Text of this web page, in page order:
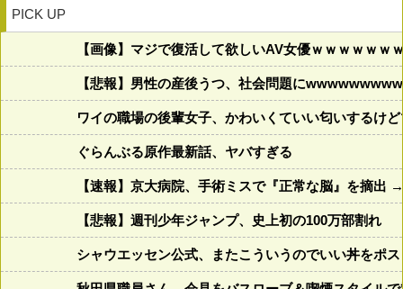
PICK UP
【画像】マジで復活して欲しいAV女優ｗｗｗｗｗｗ
【悲報】男性の産後うつ、社会問題に
ワイの職場の後輩女子、かわいくていい匂いするけ
ぐらんぶる原作最新話、ヤバすぎる
【速報】京大病院、手術ミスで『正常な脳』を摘出
【悲報】週刊少年ジャンプ、史上初の100万部割れ
シャウエッセン公式、またこういうのでいい丼をポス